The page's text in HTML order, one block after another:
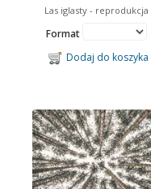
Las iglasty - reprodukcja
Format
Dodaj do koszyka